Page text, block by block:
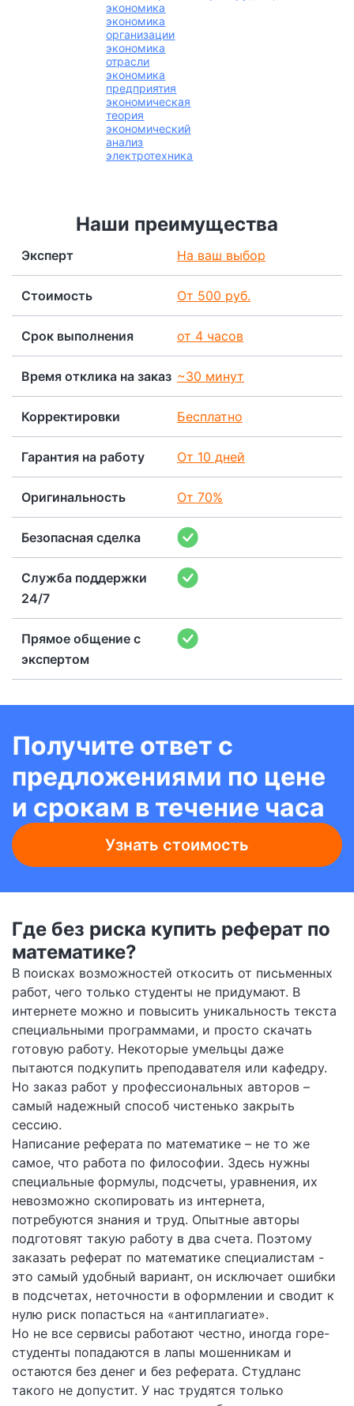
экономика
экономика
организации
экономика
отрасли
экономика
предприятия
экономическая
теория
экономический
анализ
электротехника
Наши преимущества
Эксперт На ваш выбор
Стоимость От 500 руб.
Срок выполнения от 4 часов
Время отклика на заказ ~30 минут
Корректировки Бесплатно
Гарантия на работу От 10 дней
Оригинальность От 70%
Безопасная сделка
Служба поддержки
24/7
Прямое общение с
экспертом
Получите ответ с
предложениями по цене
и срокам в течение часа
Узнать стоимость
Где без риска купить реферат по
математике?
В поисках возможностей откосить от письменных
работ, чего только студенты не придумают. В
интернете можно и повысить уникальность текста
специальными программами, и просто скачать
готовую работу. Некоторые умельцы даже
пытаются подкупить преподавателя или кафедру.
Но заказ работ у профессиональных авторов –
самый надежный способ чистенько закрыть
сессию.
Написание реферата по математике – не то же
самое, что работа по философии. Здесь нужны
специальные формулы, подсчеты, уравнения, их
невозможно скопировать из интернета,
потребуются знания и труд. Опытные авторы
подготовят такую работу в два счета. Поэтому
заказать реферат по математике специалистам -
это самый удобный вариант, он исключает ошибки
в подсчетах, неточности в оформлении и сводит к
нулю риск попасться на «антиплагиате».
Но не все сервисы работают честно, иногда горе-
студенты попадаются в лапы мошенникам и
остаются без денег и без реферата. Студланс
такого не допустит. У нас трудятся только